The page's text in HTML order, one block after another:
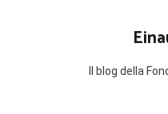
Il blog della